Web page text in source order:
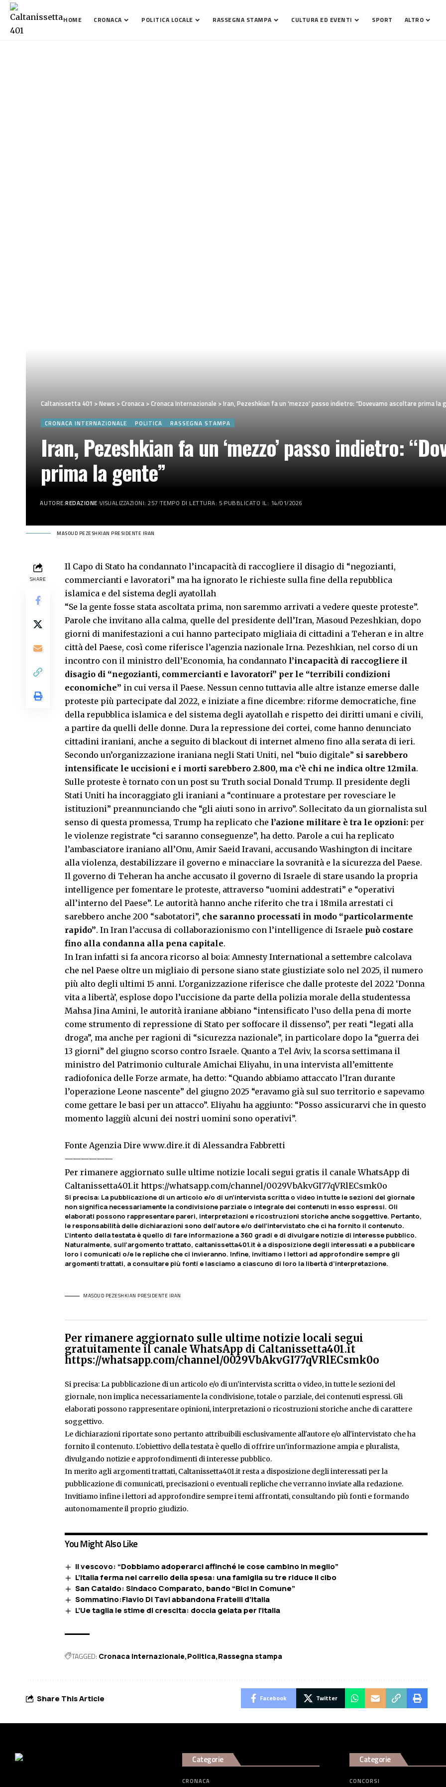
HOME CRONACA POLITICA LOCALE RASSEGNA STAMPA CULTURA ED EVENTI SPORT ALTRO
Caltanissetta 401 >News >Cronaca >Cronaca Internazionale >Iran, Pezeshkian fa un ‘mezzo’ passo indietro: “Dovevamo ascoltare prima la
CRONACA INTERNAZIONALE POLITICA RASSEGNA STAMPA
Iran, Pezeshkian fa un ‘mezzo’ passo indietro:
prima la gente”
AUTORE:REDAZIONE VISUALIZZAZIONI: 257 TEMPO DI LETTURA: 5 PUBBLICATO IL: 14/01/2026
MASOUD PEZESHKIAN PRESIDENTE IRAN
SHARE
Il Capo di Stato ha condannato l’incapacità di raccogliere il disagio di “negozianti,
commercianti e lavoratori” ma ha ignorato le richieste sulla fine della repubblica
islamica e del sistema degli ayatollah
“Se la gente fosse stata ascoltata prima, non saremmo arrivati a vedere queste proteste”.
Parole che invitano alla calma, quelle del presidente dell’Iran, Masoud Pezeshkian, dopo
giorni di manifestazioni a cui hanno partecipato migliaia di cittadini a Teheran e in altre
città del Paese, così come riferisce l’agenzia nazionale Irna. Pezeshkian, nel corso di un
incontro con il ministro dell’Economia, ha condannato l’incapacità di raccogliere il
disagio di “negozianti, commercianti e lavoratori” per le “terribili condizioni
economiche” in cui versa il Paese. Nessun cenno tuttavia alle altre istanze emerse dalle
proteste più partecipate dal 2022, e iniziate a fine dicembre: riforme democratiche, fine
della repubblica islamica e del sistema degli ayatollah e rispetto dei diritti umani e civili,
a partire da quelli delle donne. Dura la repressione dei cortei, come hanno denunciato
cittadini iraniani, anche a seguito di blackout di internet almeno fino alla serata di ieri.
Secondo un’organizzazione iraniana negli Stati Uniti, nel “buio digitale” si sarebbero
intensificate le uccisioni e i morti sarebbero 2.800, ma c’è chi ne indica oltre 12mila.
Sulle proteste è tornato con un post su Truth social Donald Trump. Il presidente degli
Stati Uniti ha incoraggiato gli iraniani a “continuare a protestare per rovesciare le
istituzioni” preannunciando che “gli aiuti sono in arrivo”. Sollecitato da un giornalista sul
senso di questa promessa, Trump ha replicato che l’azione militare è tra le opzioni: per
le violenze registrate “ci saranno conseguenze”, ha detto. Parole a cui ha replicato
l’ambasciatore iraniano all’Onu, Amir Saeid Iravani, accusando Washington di incitare
alla violenza, destabilizzare il governo e minacciare la sovranità e la sicurezza del Paese.
Il governo di Teheran ha anche accusato il governo di Israele di stare usando la propria
intelligence per fomentare le proteste, attraverso “uomini addestrati” e “operativi
all’interno del Paese”. Le autorità hanno anche riferito che tra i 18mila arrestati ci
sarebbero anche 200 “sabotatori”, che saranno processati in modo “particolarmente
rapido”. In Iran l’accusa di collaborazionismo con l’intelligence di Israele può costare
fino alla condanna alla pena capitale.
In Iran infatti si fa ancora ricorso al boia: Amnesty International a settembre calcolava
che nel Paese oltre un migliaio di persone siano state giustiziate solo nel 2025, il numero
più alto degli ultimi 15 anni. L’organizzazione riferisce che dalle proteste del 2022 ‘Donna
vita a libertà’, esplose dopo l’uccisione da parte della polizia morale della studentessa
Mahsa Jina Amini, le autorità iraniane abbiano “intensificato l’uso della pena di morte
come strumento di repressione di Stato per soffocare il dissenso”, per reati “legati alla
droga”, ma anche per ragioni di “sicurezza nazionale”, in particolare dopo la “guerra dei
13 giorni” del giugno scorso contro Israele. Quanto a Tel Aviv, la scorsa settimana il
ministro del Patrimonio culturale Amichai Eliyahu, in una intervista all’emittente
radiofonica delle Forze armate, ha detto: “Quando abbiamo attaccato l’Iran durante
l’operazione Leone nascente” del giugno 2025 “eravamo già sul suo territorio e sapevamo
come gettare le basi per un attacco”. Eliyahu ha aggiunto: “Posso assicurarvi che in questo
momento laggiù alcuni dei nostri uomini sono operativi”.
Fonte Agenzia Dire www.dire.it di Alessandra Fabbretti
——————
Per rimanere aggiornato sulle ultime notizie locali segui gratis il canale WhatsApp di
Caltanissetta401.it https://whatsapp.com/channel/0029VbAkvGI77qVRlECsmk0o
Si precisa: La pubblicazione di un articolo e/o di un’intervista scritta o video in tutte le sezioni del giornale
non significa necessariamente la condivisione parziale o integrale dei contenuti in esso espressi. Gli
elaborati possono rappresentare pareri, interpretazioni e ricostruzioni storiche anche soggettive. Pertanto,
le responsabilità delle dichiarazioni sono dell’autore e/o dell’intervistato che ci ha fornito il contenuto.
L’intento della testata è quello di fare informazione a 360 gradi e di divulgare notizie di interesse pubblico.
Naturalmente, sull’argomento trattato, caltanissetta401.it è a disposizione degli interessati e a pubblicare
loro i comunicati o/e le repliche che ci invieranno. Infine, invitiamo i lettori ad approfondire sempre gli
argomenti trattati, a consultare più fonti e lasciamo a ciascuno di loro la libertà d’interpretazione.
MASOUD PEZESHKIAN PRESIDENTE IRAN
Per rimanere aggiornato sulle ultime notizie locali segui
gratuitamente il canale WhatsApp di Caltanissetta401.it
https://whatsapp.com/channel/0029VbAkvGI77qVRlECsmk0o
Si precisa: La pubblicazione di un articolo e/o di un'intervista scritta o video, in tutte le sezioni del
giornale, non implica necessariamente la condivisione, totale o parziale, dei contenuti espressi. Gli
elaborati possono rappresentare opinioni, interpretazioni o ricostruzioni storiche anche di carattere
soggettivo.
Le dichiarazioni riportate sono pertanto attribuibili esclusivamente all'autore e/o all'intervistato che ha
fornito il contenuto. L'obiettivo della testata è quello di offrire un'informazione ampia e pluralista,
divulgando notizie e approfondimenti di interesse pubblico.
In merito agli argomenti trattati, Caltanissetta401.it resta a disposizione degli interessati per la
pubblicazione di comunicati, precisazioni o eventuali repliche che verranno inviate alla redazione.
Invitiamo infine i lettori ad approfondire sempre i temi affrontati, consultando più fonti e formando
autonomamente il proprio giudizio.
You Might Also Like
Il vescovo: “Dobbiamo adoperarci affinché le cose cambino in meglio”
L’Italia ferma nel carrello della spesa: una famiglia su tre riduce il cibo
San Cataldo: Sindaco Comparato, bando “Bici in Comune”
Sommatino:Flavio Di Tavi abbandona Fratelli d’Italia
L’Ue taglia le stime di crescita: doccia gelata per l’Italia
TAGGED: Cronaca Internazionale Politica Rassegna stampa
Share This Article Facebook Twitter
Categorie
CRONACA
Categorie
CONCORSI